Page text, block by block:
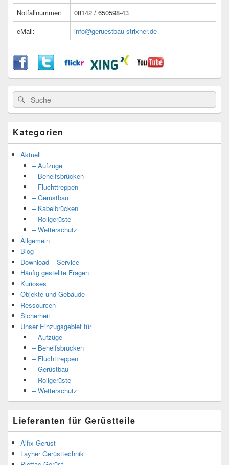
Notfallnummer:
08142 / 650598-43
eMail:
info@geruestbau-strixner.de
Suche
nach:
Suche
Kategorien
Aktuell
– Aufzüge
– Behelfsbrücken
– Fluchttreppen
– Gerüstbau
– Kabelbrücken
– Rollgerüste
– Wetterschutz
Allgemein
Blog
Download – Service
Häufig gestellte Fragen
Kurioses
Objekte und Gebäude
Ressourcen
Sicherheit
Unser Einzugsgebiet für
– Aufzüge
– Behelfsbrücken
– Fluchttreppen
– Gerüstbau
– Rollgerüste
– Wetterschutz
Lieferanten für Gerüstteile
Alfix Gerüst
Layher Gerüsttechnik